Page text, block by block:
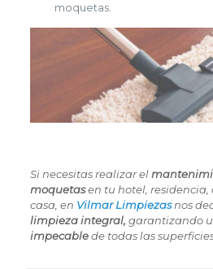
moquetas.
Si necesitas realizar el
moquetasen tu hotel, residencia,
casa, en Vilmar Limpiezasnos
limpieza integral, garantizando
impecablede todas las